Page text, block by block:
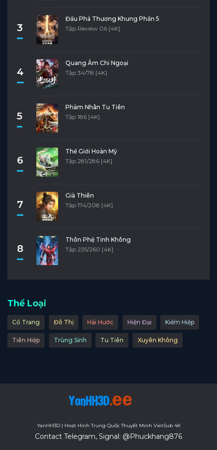
3
Đấu Phá Thương Khung Phần 5
Tập Review 06 [4K]
4
Quang Âm Chi Ngoại
Tập 34/78 [4K]
5
Phàm Nhân Tu Tiên
Tập 186 [4K]
6
Thế Giới Hoàn Mỹ
Tập 281/286 [4K]
7
Già Thiên
Tập 174/208 [4K]
8
Thôn Phệ Tinh Không
Tập 235/260 [4K]
Thể Loại
Cổ Trang Đô Thị Hài Hước Hiện Đại Kiếm Hiệp
Tiên Hiệp Trùng Sinh Tu Tiên Xuyên Không
YanHH3D | Hoạt Hình Trung Quốc Thuyết Minh VietSub 4K
Contact Telegram, Signal: @Phuckhang876